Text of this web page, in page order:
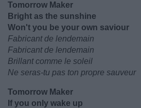
Tomorrow Maker
Bright as the sunshine
Won't you be your own saviour
Fabricant de lendemain
Fabricant de lendemain
Brillant comme le soleil
Ne seras-tu pas ton propre sauveur
Tomorrow Maker
If you only wake up